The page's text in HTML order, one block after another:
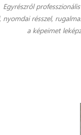
Egyrészről
résszel,
a képeimet